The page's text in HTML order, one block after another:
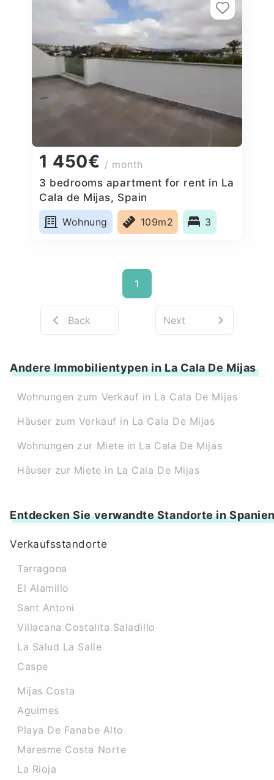
1 450€ / month
3 bedrooms apartment for rent in La
Cala de Mijas, Spain
Wohnung
109m2 3
1
Back Next
Andere Immobilientypen in La Cala De Mijas
Wohnungen zum Verkauf in La Cala De Mijas
Häuser zum Verkauf in La Cala De Mijas
Wohnungen zur Miete in La Cala De Mijas
Häuser zur Miete in La Cala De Mijas
Entdecken Sie verwandte Standorte in
Verkaufsstandorte
Tarragona
El Alamillo
Sant Antoni
Villacana Costalita Saladillo
La Salud La Salle
Caspe
Mijas Costa
Aguimes
Playa De Fanabe Alto
Maresme Costa Norte
La Rioja